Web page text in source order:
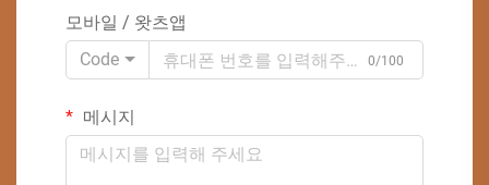
모바일 / 왓츠앱
Code
0/100
메시지